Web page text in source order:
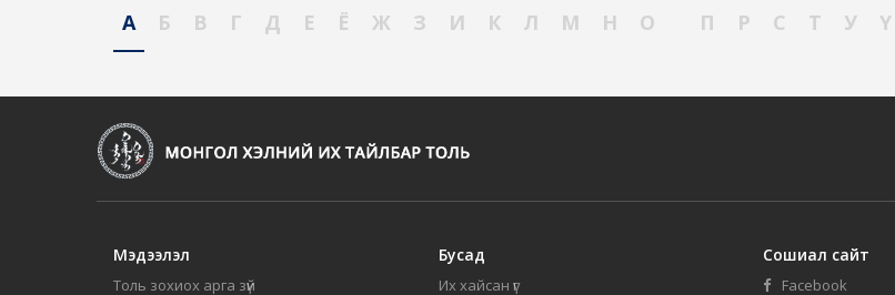
А Б В Г Д Е Ё Ж З И К Л М Н О П Р С Т У Ү
Мэдээлэл
Толь зохиох арга зүй
Бусад
Их хайсан үг
Сошиал сайт
Facebook